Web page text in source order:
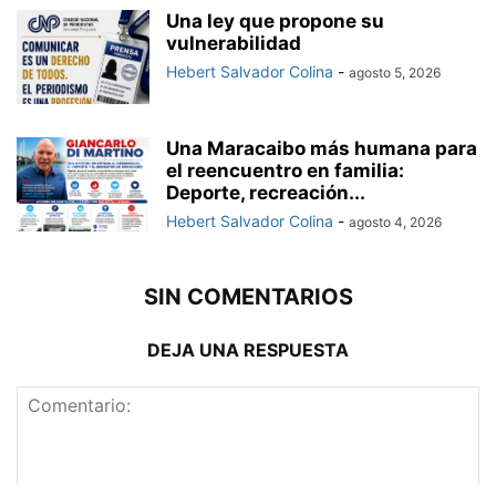
Una ley que propone su
vulnerabilidad
Hebert Salvador Colina - agosto 5, 2026
Una Maracaibo más humana para
el reencuentro en familia:
Deporte, recreación...
Hebert Salvador Colina - agosto 4, 2026
SIN COMENTARIOS
DEJA UNA RESPUESTA